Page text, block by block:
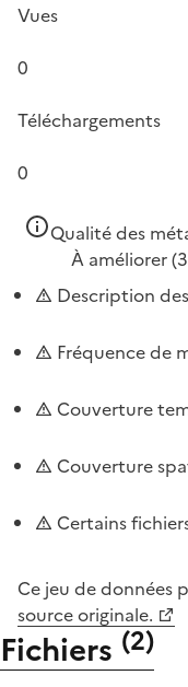
Vues
0
Téléchargements
0
Qualité des
À améliorer
Description
Fréquence de
Couverture
Couverture
Certains
Ce jeu de données
source originale.
Fichiers (2)